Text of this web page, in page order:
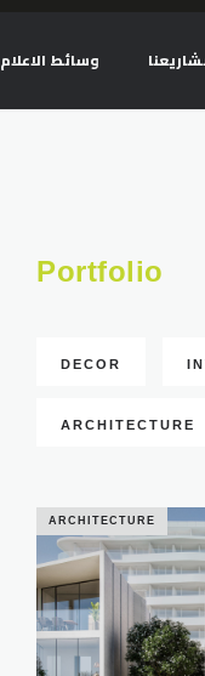
وسائط الاعلام
Portfolio
DECOR
ARCHITECTURE
ARCHITECTURE